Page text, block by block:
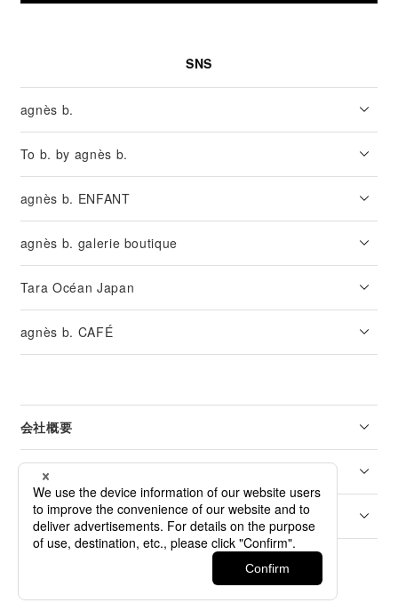
SNS
agnès b.
To b. by agnès b.
agnès b. ENFANT
agnès b. galerie boutique
Tara Océan Japan
agnès b. CAFÉ
会社概要
リーガル
カスタマーサービス